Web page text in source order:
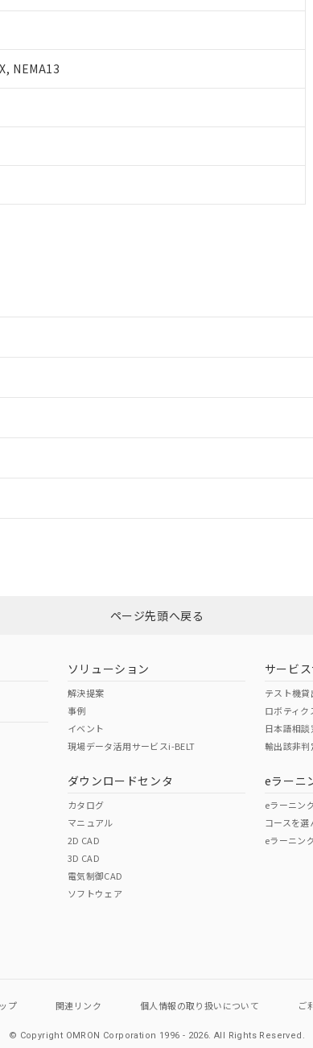
NEMA13
ダウンロードはこちら
未対応品が混在する可能性があります。
せください。
ページ先頭へ戻る
ソリューション
解決提案
事例
イベント
現場データ活用サービスi-BELT
ダウンロードセンタ
カタログ
マニュアル
2D CAD
3D CAD
電気制御CAD
ソフトウェア
サービ
テスト機貸
ロボティク
日本語相
輸出該非判
eラーニ
eラーニン
コースを選
eラーニン
プ 関連リンク 個人情報の取り扱いについて ご
© Copyright OMRON Corporation 1996 - 2026.All Rights Reserved.